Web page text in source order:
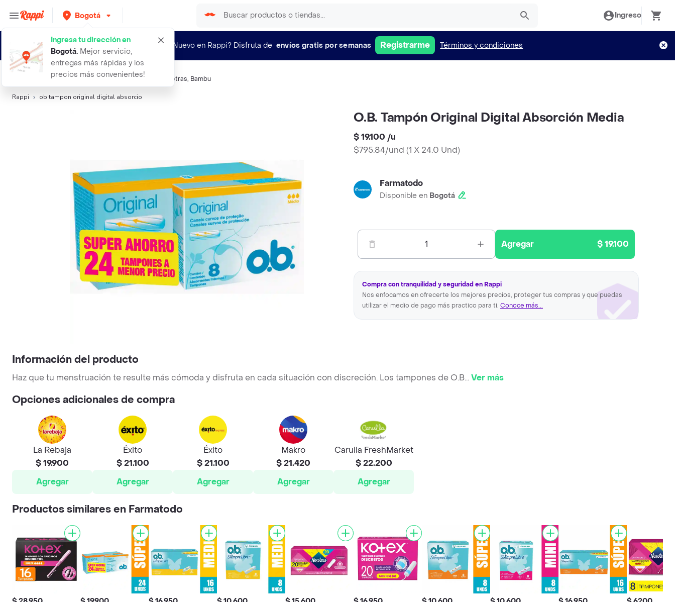
Bogotá
Ingresa tu dirección en
Bogotá. Mejor servicio,
entregas más rápidas y los
precios más convenientes!
Ingreso
¿Nuevo en Rappi? Disfruta de envíos gratis por semanas Registrarme Términos y condiciones
Búsquedas relacionadas:Tampones,O.B.,Kotex Nosotras, Bambu
Rappi ob tampon original digital absorcio
O.B. Tampón Original Digital Absorción Media
$ 19.100 /u
$795.84/und (1 X 24.0 Und)
Farmatodo
Disponible en Bogotá
1 Agregar $ 19.100
Compra con tranquilidad y seguridad en Rappi
Nos enfocamos en ofrecerte los mejores precios, proteger tus compras y que puedas
utilizar el medio de pago más practico para ti. Conoce más...
Información del producto
Haz que tu menstruación te resulte más cómoda y disfruta en cada situación con discreción. Los tampones de O.B...Ver más
Opciones adicionales de compra
La Rebaja
$ 19.900
Agregar
Éxito
$ 21.100
Agregar
Éxito
$ 21.100
Agregar
Makro
$ 21.420
Agregar
Carulla FreshMarket
$ 22.200
Agregar
Productos similares en Farmatodo